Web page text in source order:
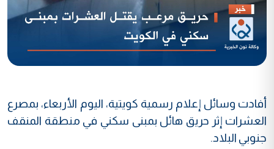
أفادت وسائل إعلام رسمية كويتية، اليوم الأربعاء، بمصرع
العشرات إثر حريق هائل بمبنى سكني في منطقة المنقف
جنوبي البلاد.